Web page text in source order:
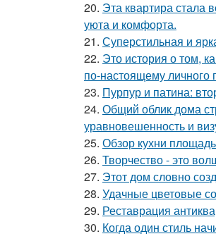
20. Эта квартира стала
уюта и комфорта.
21. Суперстильная и
22. Это история о том,
по-настоящему личного
23. Пурпур и патина:
24. Общий облик дома
уравновешенность и
25. Обзор кухни
26. Творчество - это
27. Этот дом словно
28. Удачные цветовые
29. Реставрация
30. Когда один стиль